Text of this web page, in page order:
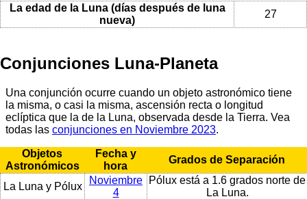
La edad de la Luna (días después de luna
nueva)
27
Conjunciones Luna-Planeta
Una conjunción ocurre cuando un objeto astronómico tiene
la misma, o casi la misma, ascensión recta o longitud
eclíptica que la de la Luna, observada desde la Tierra. Vea
todas las conjunciones en Noviembre 2023.
Objetos
Astronómicos
Fecha y
hora
Grados de Separación
La Luna y Pólux
Noviembre
4
Pólux está a 1.6 grados norte de
La Luna.